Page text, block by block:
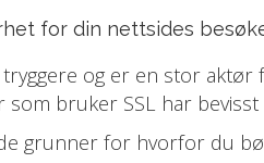
for din nettsides
og er en stor
bruker SSL har
grunner for hvorfor du